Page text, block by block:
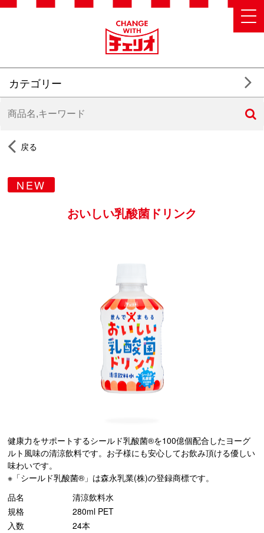
カテゴリー
戻る
NEW
おいしい乳酸菌ドリンク
健康力をサポートするシールド乳酸菌®を100億個配合したヨーグ
ルト風味の清涼飲料です。お子様にも安心してお飲み頂ける優しい
味わいです。
※「シールド乳酸菌®」は森永乳業(株)の登録商標です。
品名
清涼飲料水
規格
280ml PET
入数
24本